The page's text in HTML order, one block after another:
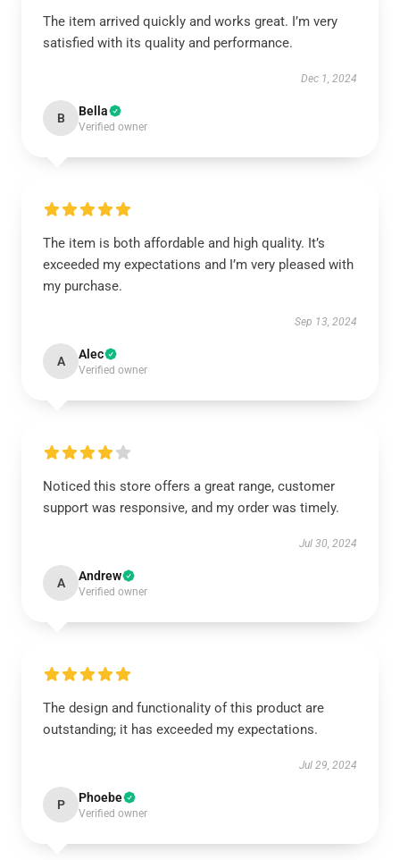
The item arrived quickly and works great. I’m very
satisfied with its quality and performance.
Dec 1, 2024
B Bella
Verified owner
The item is both affordable and high quality. It’s
exceeded my expectations and I’m very pleased with
my purchase.
Sep 13, 2024
A Alec
Verified owner
Noticed this store offers a great range, customer
support was responsive, and my order was timely.
Jul 30, 2024
A Andrew
Verified owner
The design and functionality of this product are
outstanding; it has exceeded my expectations.
Jul 29, 2024
P Phoebe
Verified owner